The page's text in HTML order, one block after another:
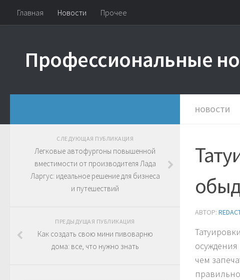
Главная Новости Прочее
Профессиональные
НОВОСТИ
АВТОР:
чем
правильно
СЛЕДУЮЩАЯ ПУБЛИКАЦИЯ
Легковые автофургоны повышенной
вместимости от производителя Лада
Ларгус: идеальное решение для бизнеса
и путешествий
ПРЕДЫДУЩАЯ ПУБЛИКАЦИЯ
Как создать свою мини пивоварню
дома: все, что нужно знать